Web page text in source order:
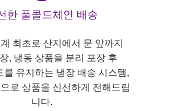
한 풀콜드체인 배송
최초로 산지에서 문 앞까지
, 냉동 상품을 분리 포장 후
를 유지하는 냉장 배송 시스템,
로 상품을 신선하게 전해드립
니다.